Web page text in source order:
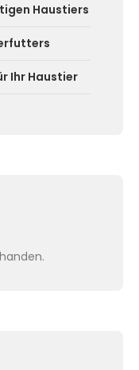
Haustiers
Ihr Haustier